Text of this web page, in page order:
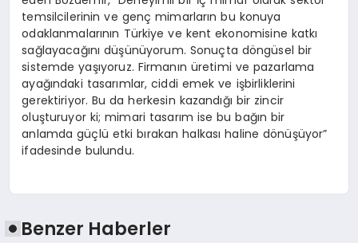
temsilcilerinin ve genç mimarların bu konuya
odaklanmalarının Türkiye ve kent ekonomisine katkı
sağlayacağını düşünüyorum. Sonuçta döngüsel bir
sistemde yaşıyoruz. Firmanın üretimi ve pazarlama
ayağındaki tasarımlar, ciddi emek ve işbirliklerini
gerektiriyor. Bu da herkesin kazandığı bir zincir
oluşturuyor ki; mimari tasarım ise bu bağın bir
anlamda güçlü etki bırakan halkası haline dönüşüyor”
ifadesinde bulundu.
Benzer Haberler